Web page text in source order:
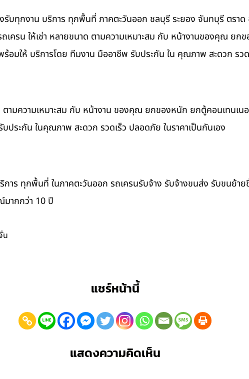
งรับทุกงาน บริการ ทุกพื้นที่ ภาคตะวันออก ชลบุรี ระยอง จันทบุรี ตราด
เครน ให้เช่า หลายขนาด ตามความเหมาะสม กับ หน้างานของคุณ ยก
อมให้ บริการโดย ทีมงาน มืออาชีพ รับประกัน ใน คุณภาพ สะดวก รว
ตามความเหมาะสม กับ หน้างาน ของคุณ ยกของหนัก ยกตู้คอนเทนเน
ระกัน ในคุณภาพ สะดวก รวดเร็ว ปลอดภัย ในราคาเป็นกันเอง
ริการ ทุกพื้นที่ ในภาคตะวันออก รถเครนรับจ้าง รับจ้างขนส่ง รับขนย้
ากกว่า 10 ปี
น
แชร์หน้านี้
แสดงความคิดเห็น